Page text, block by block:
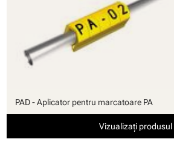
PAD - Aplicator pentru marcatoare PA
Vizualizați produsul